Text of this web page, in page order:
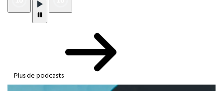
Plus de podcasts